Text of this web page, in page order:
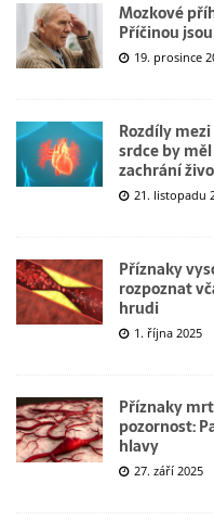
Mozkové
Příčinou
19. prosince
Rozdíly
srdce by
zachrání
21. listopadu
Příznaky
rozpoznat
hrudi
1. října 2025
Příznaky
pozornost:
hlavy
27. září 2025